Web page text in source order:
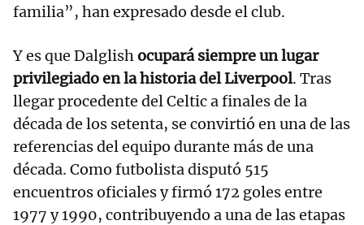
familia”, han expresado desde el club.
Y es que Dalglishocupará siempre un lugar
privilegiado en la historia del Liverpool. Tras
llegar procedente del Celtic a finales de la
década de los setenta, se convirtió en una de las
referencias del equipo durante más de una
década. Como futbolista disputó 515
encuentros oficiales y firmó 172 goles entre
1977 y 1990, contribuyendo a una de las etapas